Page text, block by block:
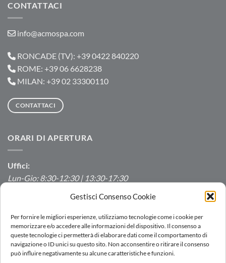
Gestisci Consenso Cookie
Per fornire le migliori esperienze, utilizziamo tecnologie come i cookie per
memorizzare e/o accedere alle informazioni del dispositivo. Il consenso a
queste tecnologie ci permetterà di elaborare dati come il comportamento di
navigazione o ID unici su questo sito. Non acconsentire o ritirare il consenso
può influire negativamente su alcune caratteristiche e funzioni.
CONTATTACI
info@acmospa.com
RONCADE (TV): +39 0422 840220
ROME: +39 06 6628238
MILAN: +39 02 33300110
CONTATTACI
ORARI DI APERTURA
Uffici:
Lun-Gio: 8:30-12:30 | 13:30-17:30
Produzione/Magazzino:
Lun-Ven: 7:00-12:00 | 13:00-16:00